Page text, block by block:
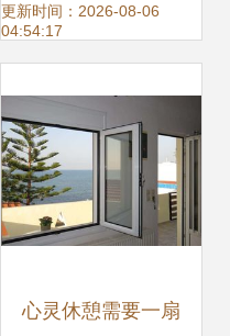
选购指南（联系方
22787393）
更新时间：2026-08-06
04:54:17
心灵休憩需要一扇